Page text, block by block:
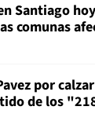
Santiago
comunas
por
de los